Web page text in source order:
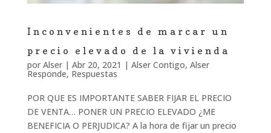
Inconvenientes de marcar un
precio elevado de la vivienda
por Alser| Abr 20, 2021 | Alser Contigo, Alser
Responde, Respuestas
POR QUE ES IMPORTANTE SABER FIJAR EL PRECIO
DE VENTA… PONER UN PRECIO ELEVADO ¿ME
BENEFICIA O PERJUDICA? A la hora de fijar un precio